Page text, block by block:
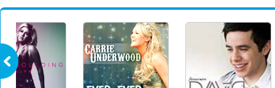
I miss you
I've never felt this way
Everything that I do reminds